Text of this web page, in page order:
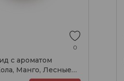
0
с ароматом
Манго, Лесные